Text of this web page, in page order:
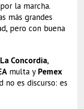
la marcha.
más grandes
pero con buena
La Concordia,
multa y Pemex
no es discurso: es